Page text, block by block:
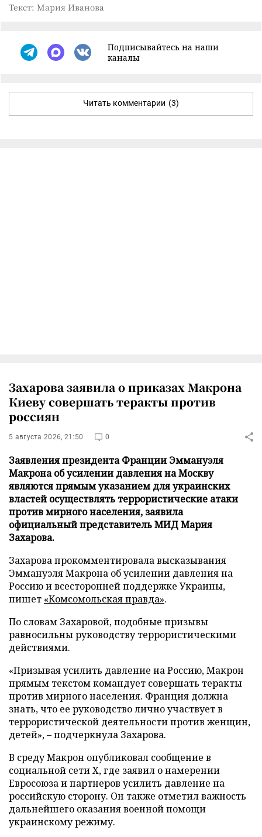
Текст: Мария Иванова
Подписывайтесь на наши
каналы
Читать комментарии (3)
Захарова заявила о приказах Макрона
Киеву совершать теракты против
россиян
5 августа 2026, 21:50 0
Заявления президента Франции Эммануэля
Макрона об усилении давления на Москву
являются прямым указанием для украинских
властей осуществлять террористические атаки
против мирного населения, заявила
официальный представитель МИД Мария
Захарова.
Захарова прокомментировала высказывания
Эммануэля Макрона об усилении давления на
Россию и всесторонней поддержке Украины,
пишет «Комсомольская правда».
По словам Захаровой, подобные призывы
равносильны руководству террористическими
действиями.
«Призывая усилить давление на Россию, Макрон
прямым текстом командует совершать теракты
против мирного населения. Франция должна
знать, что ее руководство лично участвует в
террористической деятельности против женщин,
детей», – подчеркнула Захарова.
В среду Макрон опубликовал сообщение в
социальной сети X, где заявил о намерении
Евросоюза и партнеров усилить давление на
российскую сторону. Он также отметил важность
дальнейшего оказания военной помощи
украинскому режиму.